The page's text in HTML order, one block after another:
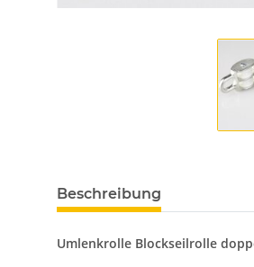
Beschreibung
Umlenkrolle Blockseilrolle